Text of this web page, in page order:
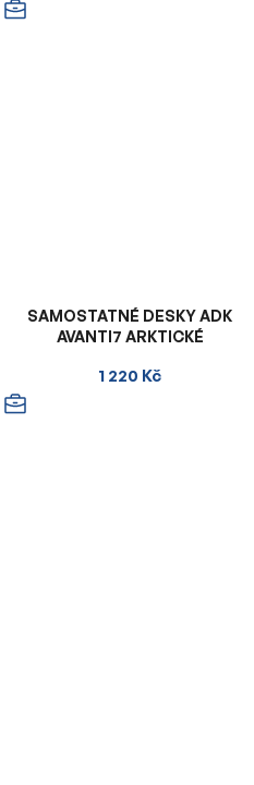
SAMOSTATNÉ DESKY ADK
AVANTI7 ARKTICKÉ
1 220 Kč